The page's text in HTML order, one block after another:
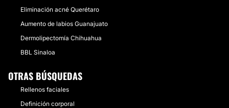
Eliminación acné Querétaro
Aumento de labios Guanajuato
Dermolipectomía Chihuahua
BBL Sinaloa
OTRAS BÚSQUEDAS
Rellenos faciales
Definición corporal